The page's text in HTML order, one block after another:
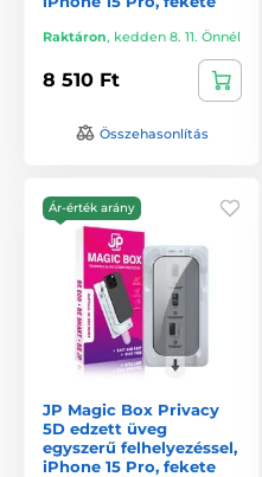
Raktáron, kedden 8. 11. Önnél
8 510 Ft
Összehasonlítás
Ár-érték arány
JP Magic Box Privacy
5D edzett üveg
egyszerű felhelyezéssel,
iPhone 15 Pro, fekete